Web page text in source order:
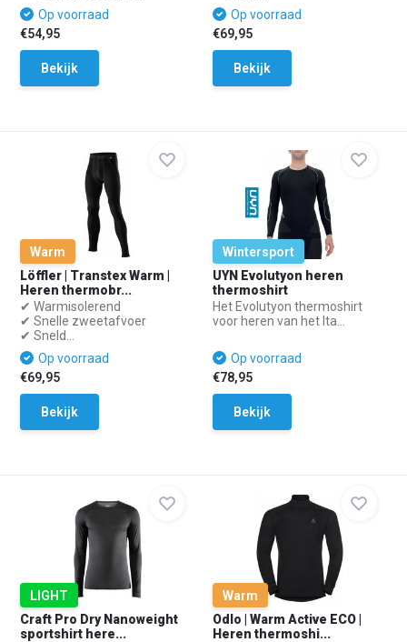
Op voorraad
€54,95
Bekijk
Op voorraad
€69,95
Bekijk
Warm
Löffler | Transtex Warm |
Heren thermobr...
✔ Warmisolerend
✔ Snelle zweetafvoer
✔ Sneld...
Op voorraad
€69,95
Bekijk
Wintersport
UYN Evolutyon heren
thermoshirt
Het Evolutyon thermoshirt
voor heren van het Ita...
Op voorraad
€78,95
Bekijk
LIGHT
Craft Pro Dry Nanoweight
sportshirt here...
Warm
Odlo | Warm Active ECO |
Heren thermoshi...